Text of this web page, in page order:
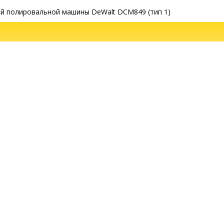
полировальной машины DeWalt DCM849 (тип 1)